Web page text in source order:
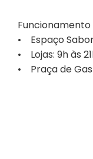
Funcionamento
• Espaço
• Lojas: 9h às
• Praça de